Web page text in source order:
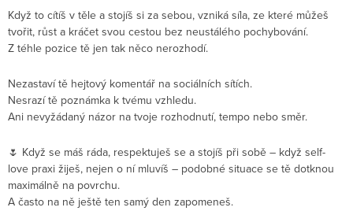
Když to cítíš v těle a stojíš si za sebou, vzniká síla, ze které můžeš
tvořit, růst a kráčet svou cestou bez neustálého pochybování.
Z téhle pozice tě jen tak něco nerozhodí.
Nezastaví tě hejtový komentář na sociálních sítích.
Nesrazí tě poznámka k tvému vzhledu.
Ani nevyžádaný názor na tvoje rozhodnutí, tempo nebo směr.
🌷 Když se máš ráda, respektuješ se a stojíš při sobě – když self-
love praxi žiješ, nejen o ní mluvíš – podobné situace se tě dotknou
maximálně na povrchu.
A často na ně ještě ten samý den zapomeneš.